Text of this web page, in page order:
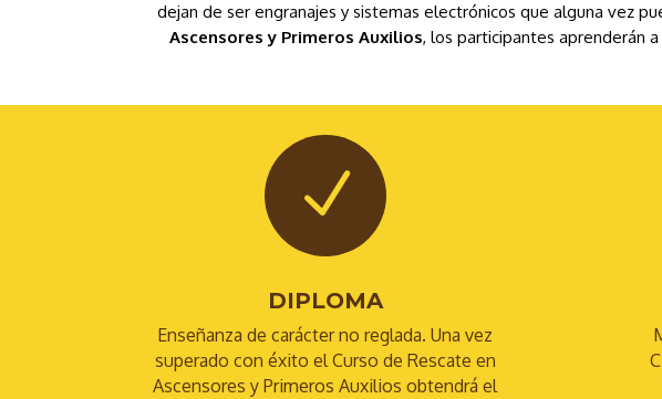
dejan de ser engranajes y sistemas electrónicos que alguna vez
Ascensores y Primeros Auxilios, los participantes aprenderán
N
DIPLOMA
Enseñanza de carácter no reglada. Una vez
superado con éxito el Curso de Rescate en
Ascensores y Primeros Auxilios obtendrá el